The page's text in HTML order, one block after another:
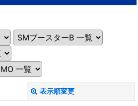
表示順変更